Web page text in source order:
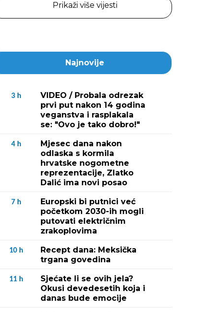
Prikaži više vijesti
Najnovije
3 h
VIDEO / Probala odrezak
prvi put nakon 14 godina
veganstva i rasplakala
se: "Ovo je tako dobro!"
4 h
Mjesec dana nakon
odlaska s kormila
hrvatske nogometne
reprezentacije, Zlatko
Dalić ima novi posao
7 h
Europski bi putnici već
početkom 2030-ih mogli
putovati električnim
zrakoplovima
10 h
Recept dana: Meksička
trgana govedina
11 h
Sjećate li se ovih jela?
Okusi devedesetih koja i
danas bude emocije